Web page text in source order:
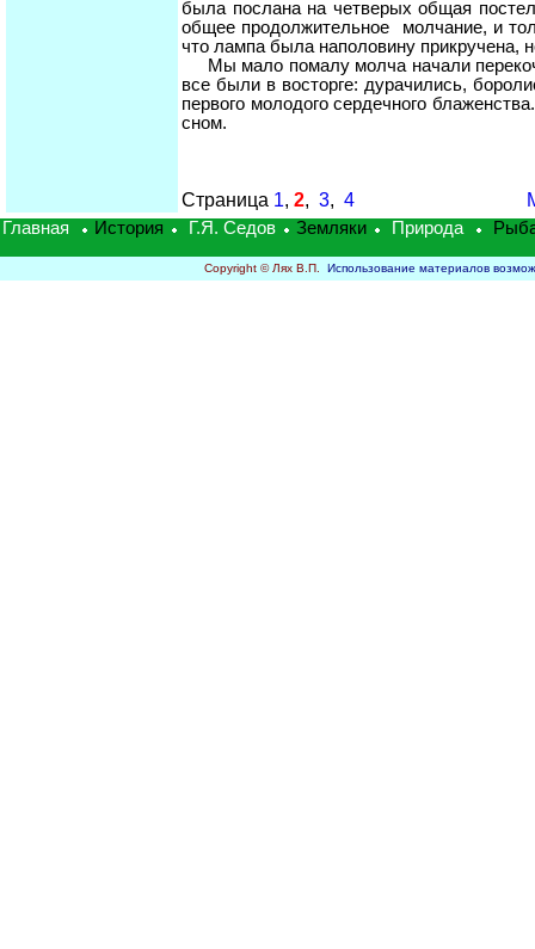
была послана на четверых общая
общее продолжительное молчание, и
что лампа была наполовину прикручена,
Мы мало помалу молча начали
все были в восторге: дурачились,
первого молодого сердечного
сном.
Страница 1, 2, 3, 4
Главная История Г.Я. Седов Земляки Природа
Copyright © Лях В.П. Использование материалов